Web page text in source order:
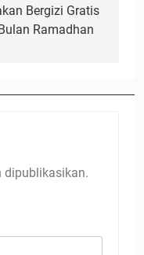
Bergizi Gratis
Ramadhan
dipublikasikan.